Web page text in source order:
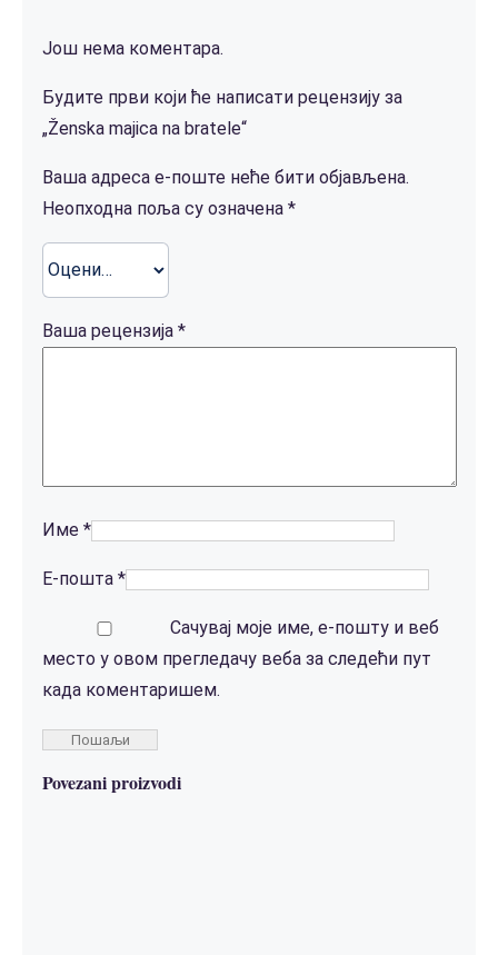
Још нема коментара.
Будите први који ће написати рецензију за
„Ženska majica na bratele“
Ваша адреса е-поште неће бити објављена.
Неопходна поља су означена *
Ваша рецензија *
Име *
Е-пошта *
Сачувај моје име, е-пошту и веб
место у овом прегледачу веба за следећи пут
када коментаришем.
Povezani proizvodi